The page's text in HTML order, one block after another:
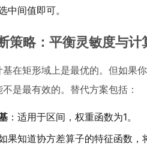
中间值即可。
策略：平衡灵敏度与计
基在矩形域上是最优的。但如果
是最有效的。替代方案包括：
：适用于区间，权重函数为1。
如果知道协方差算子的特征函数